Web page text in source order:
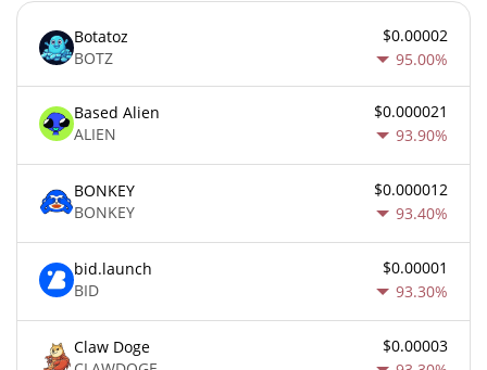
Botatoz
BOTZ
$0.00002
95.00%
Based Alien
ALIEN
$0.000021
93.90%
BONKEY
BONKEY
$0.000012
93.40%
bid.launch
BID
$0.00001
93.30%
Claw Doge
$0.00003